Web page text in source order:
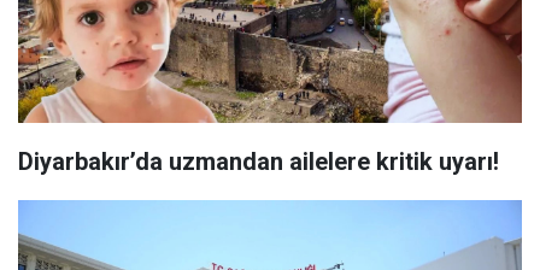
Diyarbakır’da uzmandan ailelere kritik uyarı!